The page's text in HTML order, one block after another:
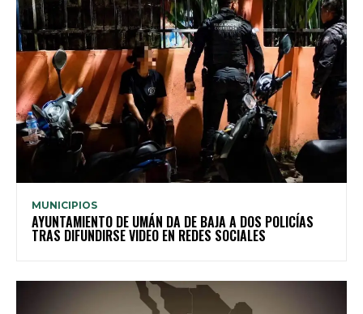
MUNICIPIOS
AYUNTAMIENTO DE UMÁN DA DE BAJA A DOS POLICÍAS
TRAS DIFUNDIRSE VIDEO EN REDES SOCIALES